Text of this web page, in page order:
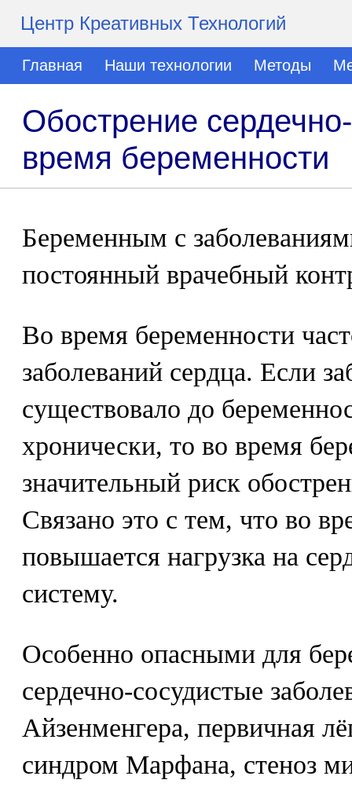
Центр Креативных Технологий
Главная Наши технологии Методы
Обострение
время беременности
Беременным с
постоянный врачебный
Во время беременности
заболеваний сердца. Если
существовало до
хронически, то во время
значительный риск
Связано это с тем, что во
повышается нагрузка на
систему.
Особенно опасными для
сердечно-сосудистые
Айзенменгера, первичная
синдром Марфана, стеноз